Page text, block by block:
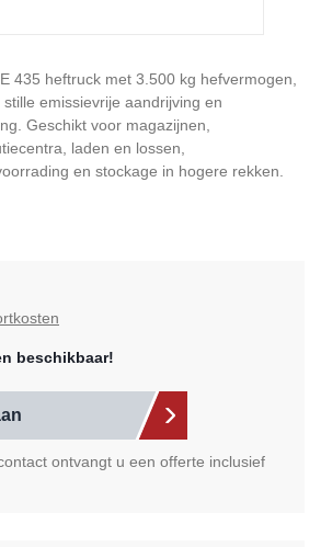
435 heftruck met 3.500 kg hefvermogen,
emissievrije aandrijving en
Geschikt voor magazijnen,
laden en lossen,
en stockage in hogere rekken.
beschikbaar!
ontvangt u een offerte inclusief